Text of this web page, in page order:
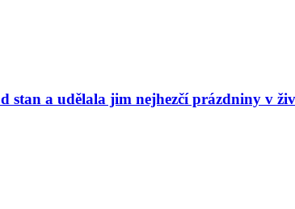
stan a udělala jim nejhezčí prázdniny v